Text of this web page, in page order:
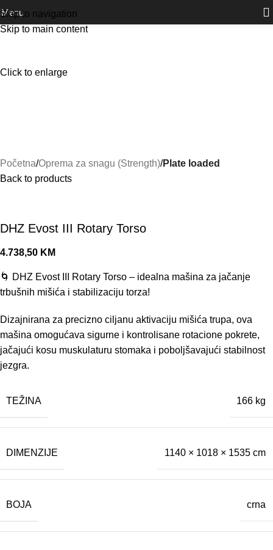
Skip to navigation
Skip to main content
Outlet
Menu
Click to enlarge
Početna Oprema za snagu (Strength) Plate loaded
Back to products
DHZ Evost III Rotary Torso
4.738,50 KM
🌀 DHZ Evost III Rotary Torso – idealna mašina za jačanje
trbušnih mišića i stabilizaciju torza!
Dizajnirana za precizno ciljanu aktivaciju mišića trupa, ova
mašina omogućava sigurne i kontrolisane rotacione pokrete,
jačajući kosu muskulaturu stomaka i poboljšavajući stabilnost
jezgra.
TEŽINA 166 kg
DIMENZIJE 1140 × 1018 × 1535 cm
BOJA crna